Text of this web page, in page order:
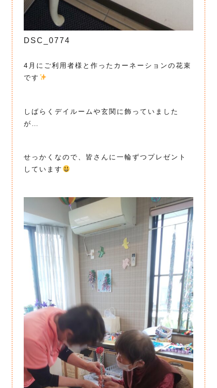
DSC_0774
4月にご利用者様と作ったカーネーションの花束
です
しばらくデイルームや玄関に飾っていました
が…
せっかくなので、皆さんに一輪ずつプレゼント
しています